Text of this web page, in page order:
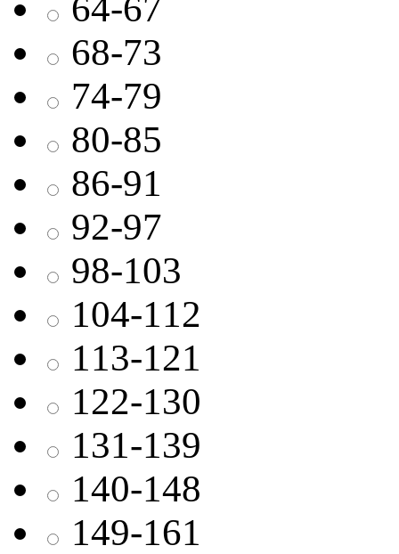
68-73
74-79
80-85
86-91
92-97
98-103
104-112
113-121
122-130
131-139
140-148
149-161